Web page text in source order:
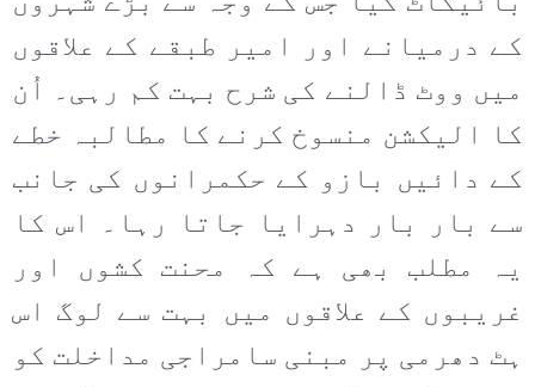
کے درمیانے اور امیر طبقے کے علاقوں
میں ووٹ ڈالنے کی شرح بہت کم رہی۔ اُن
کا الیکشن منسوخ کرنے کا مطالبہ خطے
کے دائیں بازو کے حکمرانوں کی جانب
سے بار بار دہرایا جاتا رہا۔ اس کا
یہ مطلب بھی ہے کہ محنت کشوں اور
غریبوں کے علاقوں میں بہت سے لوگ اس
ہٹ دھرمی پر مبنی سامراجی مداخلت کو